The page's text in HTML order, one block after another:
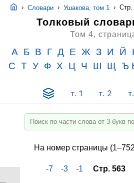
› Словари › Ушакова, том 1 › Стр.
Толковый
Том 4,
А Б В Г Д Е Ж З И Й
С Т У Ф Х Ц Ч Ш Щ Ъ
т. 1 т. 2
слово
На номер страницы
-7 -3 -1 Стр. 563